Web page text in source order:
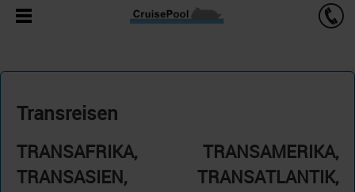
Transreisen
TRANSAFRIKA, TRANSAMERIKA,
TRANSASIEN, TRANSATLANTIK,